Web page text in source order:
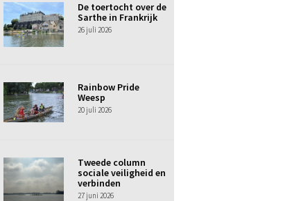
De toertocht over de
Sarthe in Frankrijk
26 juli 2026
Rainbow Pride
Weesp
20 juli 2026
Tweede column
sociale veiligheid en
verbinden
27 juni 2026